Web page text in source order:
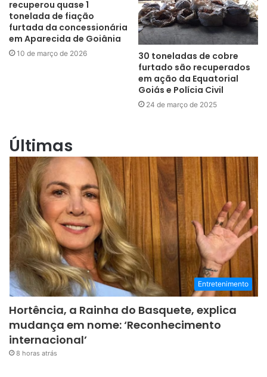
recuperou quase 1
tonelada de fiação
furtada da concessionária
em Aparecida de Goiânia
10 de março de 2026
30 toneladas de cobre
furtado são recuperados
em ação da Equatorial
Goiás e Polícia Civil
24 de março de 2025
Últimas
Entretenimento
Hortência, a Rainha do Basquete, explica
mudança em nome: ‘Reconhecimento
internacional’
8 horas atrás